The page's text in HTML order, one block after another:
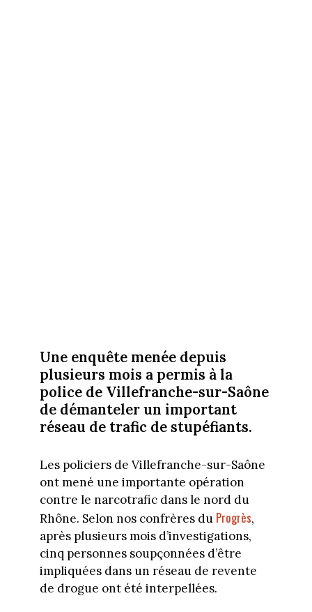
Une enquête menée depuis
plusieurs mois a permis à la
police de Villefranche-sur-Saône
de démanteler un important
réseau de trafic de stupéfiants.
Les policiers de Villefranche-sur-Saône
ont mené une importante opération
contre le narcotrafic dans le nord du
Rhône. Selon nos confrères du Progrès,
après plusieurs mois d’investigations,
cinq personnes soupçonnées d’être
impliquées dans un réseau de revente
de drogue ont été interpellées.